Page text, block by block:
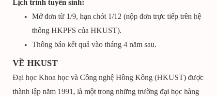
Lịch trình tuyển sinh:
Mở đơn từ 1/9, hạn chót 1/12 (nộp đơn trực tiếp trên hệ
thống HKPFS của HKUST).
Thông báo kết quả vào tháng 4 năm sau.
VỀ HKUST
Đại học Khoa học và Công nghệ Hồng Kông (HKUST) được
thành lập năm 1991, là một trong những trường đại học hàng